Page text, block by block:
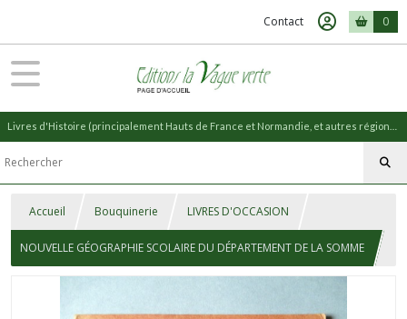
Contact 0
Accueil Bouquinerie LIVRES D'OCCASION
NOUVELLE GÉOGRAPHIE SCOLAIRE DU DÉPARTEMENT DE LA SOMME